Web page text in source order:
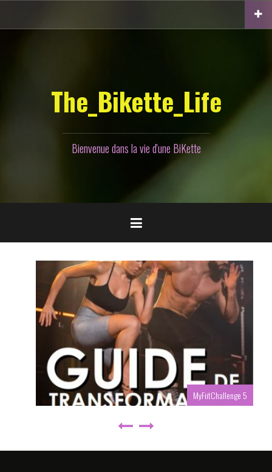
contenu
The_Bikette_Life
Bienvenue dans la vie d'une BiKette
MyFiitChallenge 5